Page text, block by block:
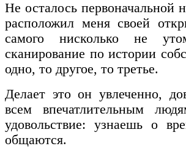
Не осталось
расположил меня своей
самого нисколько не
сканирование по истории
одно, то другое, то третье.
Делает это он увлеченно,
всем впечатлительным
удовольствие: узнаешь о
общаются.